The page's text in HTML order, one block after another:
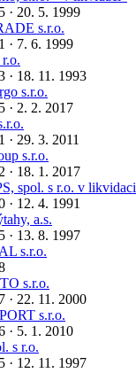
· 20. 5. 1999
s.r.o.
· 7. 6. 1999
· 18. 11. 1993
s.r.o.
· 2. 2. 2017
· 29. 3. 2011
s.r.o.
· 18. 1. 2017
spol. s r.o. v likvidaci
· 12. 4. 1991
a.s.
· 13. 8. 1997
s.r.o.
s.r.o.
· 22. 11. 2000
s.r.o.
· 5. 1. 2010
s r.o.
· 12. 11. 1997